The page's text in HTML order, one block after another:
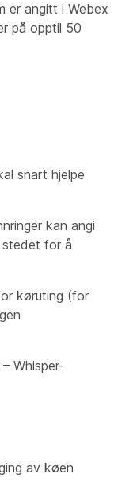
er angitt i Webex
på opptil 50
snart hjelpe
kan angi
stedet for å
køruting (for
Whisper-
av køen